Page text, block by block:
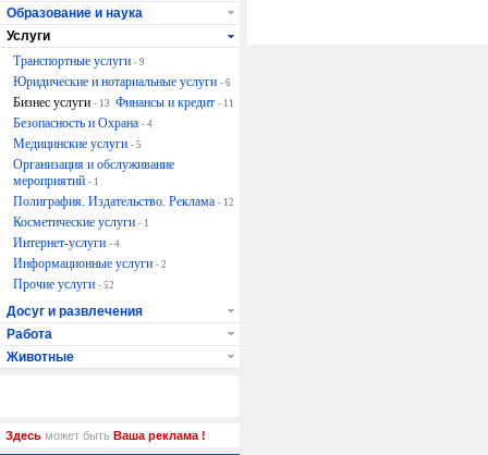
Образование и наука
Услуги
Транспортные услуги - 9
Юридические и нотариальные услуги - 6
Бизнес услуги - 13 Финансы и кредит - 11
Безопасность и Охрана - 4
Медицинские услуги - 5
Организация и обслуживание
мероприятий - 1
Полиграфия. Издательство. Реклама - 12
Косметические услуги - 1
Интернет-услуги - 4
Информационные услуги - 2
Прочие услуги - 52
Досуг и развлечения
Работа
Животные
Здесь может быть Ваша реклама !